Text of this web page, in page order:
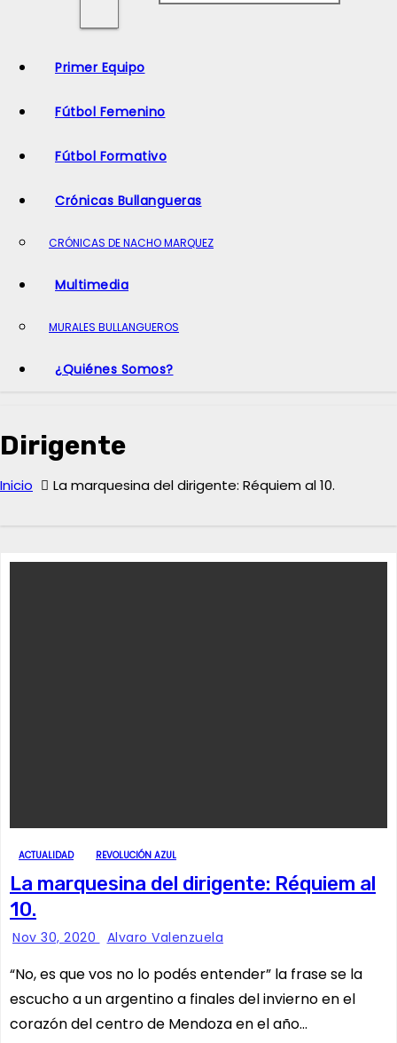
Primer Equipo
Fútbol Femenino
Fútbol Formativo
Crónicas Bullangueras
CRÓNICAS DE NACHO MARQUEZ
Multimedia
MURALES BULLANGUEROS
¿Quiénes Somos?
Dirigente
Inicio La marquesina del dirigente: Réquiem al 10.
ACTUALIDAD REVOLUCIÓN AZUL
La marquesina del dirigente: Réquiem al
10.
Nov 30, 2020 Alvaro Valenzuela
“No, es que vos no lo podés entender” la frase se la
escucho a un argentino a finales del invierno en el
corazón del centro de Mendoza en el año…